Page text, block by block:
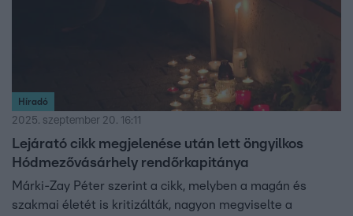
Híradó
2025. szeptember 20. 16:11
Lejárató cikk megjelenése után lett öngyilkos
Hódmezővásárhely rendőrkapitánya
Márki-Zay Péter szerint a cikk, melyben a magán és
szakmai életét is kritizálták, nagyon megviselte a